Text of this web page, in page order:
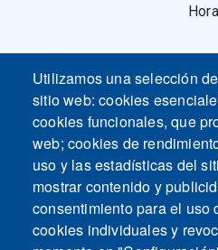
Utilizamos una selección
sitio web: cookies
cookies funcionales, que
web; cookies de
uso y las estadísticas del
mostrar contenido y
consentimiento para el uso
cookies individuales y